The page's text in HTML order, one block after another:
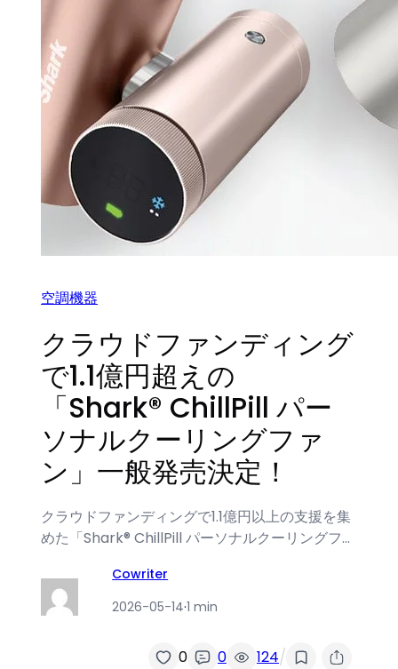
空調機器
クラウドファンディング
で1.1億円超えの
「Shark® ChillPill パー
ソナルクーリングファ
ン」一般発売決定！
クラウドファンディングで1.1億円以上の支援を集
めた「Shark® ChillPill パーソナルクーリングフ…
Cowriter
2026-05-14·1 min
0 0 124/